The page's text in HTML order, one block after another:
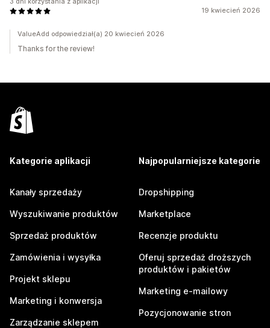
19 kwiecień 2026
ValueAdd odpowiedział(a) 20 kwiecień 2026
Thanks for the review!
Kategorie aplikacji
Kanały sprzedaży
Wyszukiwanie produktów
Sprzedaż produktów
Zamówienia i wysyłka
Projekt sklepu
Marketing i konwersja
Zarządzanie sklepem
Najpopularniejsze kategorie
Dropshipping
Marketplace
Recenzje produktu
Oferuj sprzedaż droższych
produktów i pakietów
Marketing e-mailowy
Pozycjonowanie stron